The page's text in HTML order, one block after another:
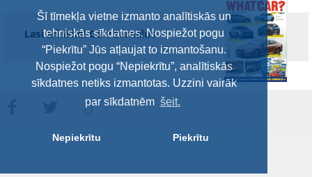
Šī tīmekļa vietne izmanto analītiskās un
tehniskās sīkdatnes. Nospiežot pogu
“Piekrītu” Jūs atļaujat to izmantošanu.
Nospiežot pogu “Nepiekrītu”, analītiskās
sīkdatnes netiks izmantotas. Uzzini vairāk
par sīkdatnēm šeit.
Nepiekrītu Piekrītu
Lasi arī What Car? žurnālus